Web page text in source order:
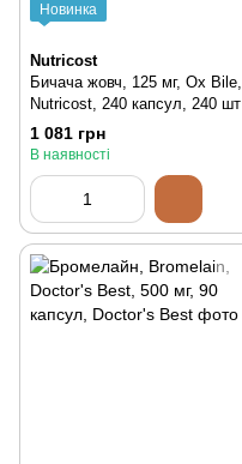
Новинка
Nutricost
Бичача жовч, 125 мг, Ox Bile,
Nutricost, 240 капсул, 240 шт
1 081 грн
В наявності